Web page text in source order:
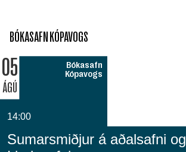
BÓKASAFN KÓPAVOGS
05
ÁGÚ
Bókasafn
Kópavogs
14:00
Sumarsmiðjur á aðalsafni og